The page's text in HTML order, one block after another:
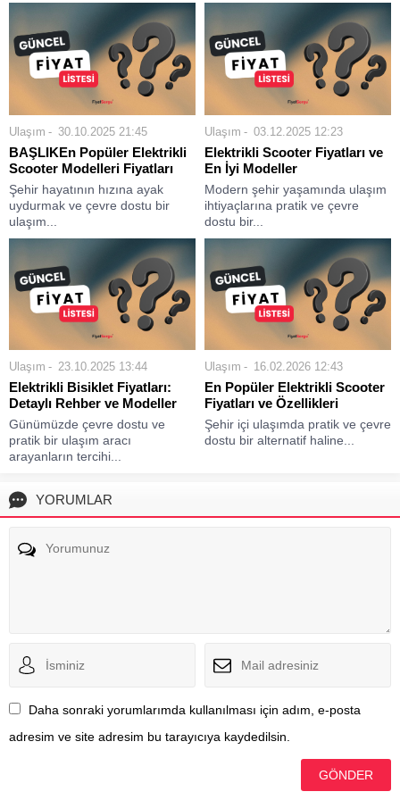
Ulaşım 30.10.2025 21:45
BAŞLIKEn Popüler Elektrikli
Scooter Modelleri Fiyatları
Şehir hayatının hızına ayak
uydurmak ve çevre dostu bir
ulaşım...
Ulaşım 03.12.2025 12:23
Elektrikli Scooter Fiyatları ve
En İyi Modeller
Modern şehir yaşamında ulaşım
ihtiyaçlarına pratik ve çevre
dostu bir...
Ulaşım 23.10.2025 13:44
Elektrikli Bisiklet Fiyatları:
Detaylı Rehber ve Modeller
Günümüzde çevre dostu ve
pratik bir ulaşım aracı
arayanların tercihi...
Ulaşım 16.02.2026 12:43
En Popüler Elektrikli Scooter
Fiyatları ve Özellikleri
Şehir içi ulaşımda pratik ve çevre
dostu bir alternatif haline...
YORUMLAR
Daha sonraki yorumlarımda kullanılması için adım, e-posta
adresim ve site adresim bu tarayıcıya kaydedilsin.